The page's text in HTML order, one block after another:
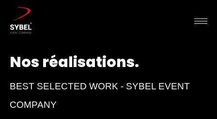
Nos réalisations.
BEST SELECTED WORK - SYBEL EVENT
COMPANY